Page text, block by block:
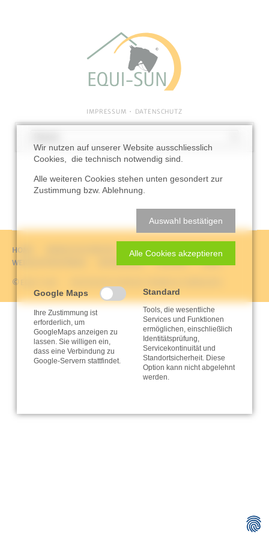
NAVIGATION
ÜBERSPRINGEN
IMPRESSUM DATENSCHUTZ
überspringen
NAVIGATION
ÜBERSPRINGEN
HOME
STREIFENVORHÄNGE
WEIDEUNTERSTÄNDE
© EQUI-SUN
Wir nutzen auf unserer Website ausschliesslich
Cookies, die technisch notwendig sind.
Alle weiteren Cookies stehen unten gesondert zur
Zustimmung bzw. Ablehnung.
Auswahl bestätigen
Alle Cookies akzeptieren
Google Maps
Ihre Zustimmung ist
erforderlich, um
GoogleMaps anzeigen zu
lassen. Sie willigen ein,
dass eine Verbindung zu
Google-Servern stattfindet.
Standard
Tools, die wesentliche
Services und Funktionen
ermöglichen, einschließlich
Identitätsprüfung,
Servicekontinuität und
Standortsicherheit. Diese
Option kann nicht abgelehnt
werden.